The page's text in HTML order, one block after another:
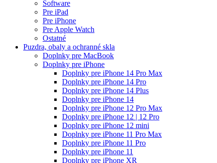
Software
Pre iPad
Pre iPhone
Pre Apple Watch
Ostatné
Puzdra, obaly a ochranné skla
Doplnky pre MacBook
Doplnky pre iPhone
Doplnky pre iPhone 14 Pro Max
Doplnky pre iPhone 14 Pro
Doplnky pre iPhone 14 Plus
Doplnky pre iPhone 14
Doplnky pre iPhone 12 Pro Max
Doplnky pre iPhone 12 | 12 Pro
Doplnky pre iPhone 12 mini
Doplnky pre iPhone 11 Pro Max
Doplnky pre iPhone 11 Pro
Doplnky pre iPhone 11
Doplnky pre iPhone XR